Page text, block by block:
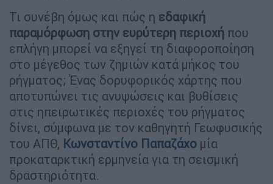
Τι συνέβη όμως και πώς η εδαφική
παραμόρφωση στην ευρύτερη περιοχή που
επλήγη μπορεί να εξηγεί τη διαφοροποίηση
στο μέγεθος των ζημιών κατά μήκος του
ρήγματος; Ένας δορυφορικός χάρτης που
αποτυπώνει τις ανυψώσεις και βυθίσεις
στις ηπειρωτικές περιοχές του ρήγματος
δίνει, σύμφωνα με τον καθηγητή Γεωφυσικής
του ΑΠΘ, Κωνσταντίνο Παπαζάχο μία
προκαταρκτική ερμηνεία για τη σεισμική
δραστηριότητα.